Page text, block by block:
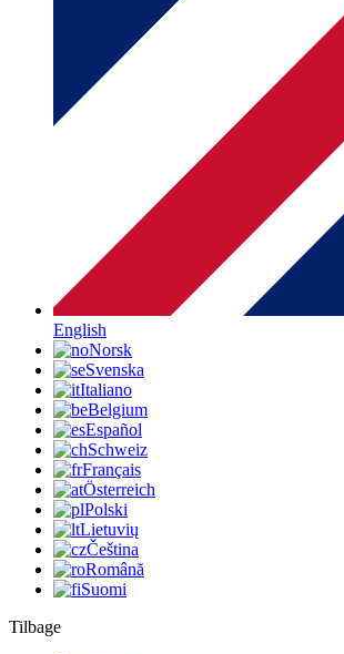
English
Norsk
Svenska
Italiano
Belgium
Español
Schweiz
Français
Österreich
Polski
Lietuvių
Čeština
Română
Suomi
Tilbage